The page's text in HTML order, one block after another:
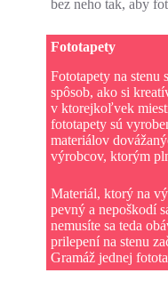
bez neho tak, aby
Fototapety
Fototapety na stenu
spôsob, ako si
v ktorejkoľvek
fototapety sú
materiálov
výrobcov, ktorým
Materiál, ktorý na
pevný a nepoškodí
nemusíte sa teda
prilepení na stenu
Gramáž jednej